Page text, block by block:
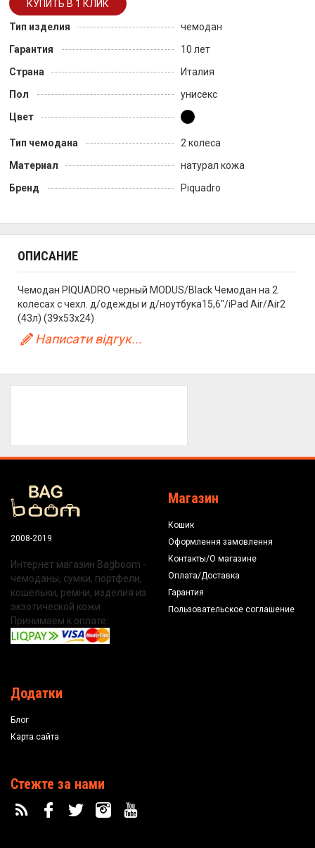
Тип изделия
чемодан
Гарантия
10 лет
Страна
Италия
Пол
унисекс
Цвет
Тип чемодана
2 колеса
Материал
натурал кожа
Бренд
Piquadro
ОПИСАНИЕ
Чемодан PIQUADRO черный MODUS/Black Чемодан на 2
колесах с чехл. д/одежды и д/ноутбука15,6"/iPad Air/Air2
(43л) (39x53x24)
Написати відгук...
2008-2019
Интернет магазин Bagboom -
чемоданы, сумки, портфели,
кошельки, ремни, изделия из
экзотической кожи.
Принимаем к оплате:
Магазин
Кошик
Оформлення замовлення
Контакты/О магазине
Оплата/Доставка
Гарантия
Пользовательское соглашение
Додатки
Блог
Карта сайта
Стежте за нами